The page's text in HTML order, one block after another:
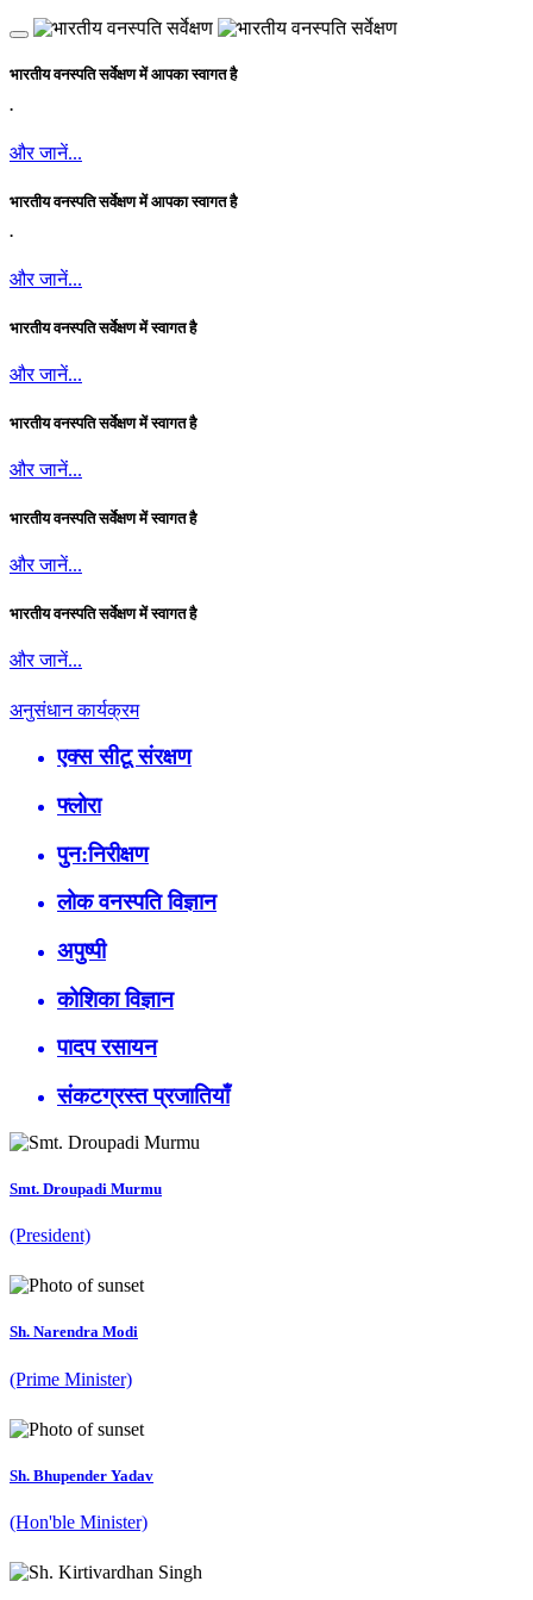
भारतीय वनस्पति सर्वेक्षण में आपका स्वागत है
.
और जानें...
भारतीय वनस्पति सर्वेक्षण में आपका स्वागत है
.
और जानें...
भारतीय वनस्पति सर्वेक्षण में स्वागत है
और जानें...
भारतीय वनस्पति सर्वेक्षण में स्वागत है
और जानें...
भारतीय वनस्पति सर्वेक्षण में स्वागत है
और जानें...
भारतीय वनस्पति सर्वेक्षण में स्वागत है
और जानें...
अनुसंधान कार्यक्रम
एक्स सीटू संरक्षण
फ्लोरा
पुन:निरीक्षण
लोक वनस्पति विज्ञान
अपुष्पी
कोशिका विज्ञान
पादप रसायन
संकटग्रस्त प्रजातियाँ
Smt. Droupadi Murmu
(President)
Sh. Narendra Modi
(Prime Minister)
Sh. Bhupender Yadav
(Hon'ble Minister)